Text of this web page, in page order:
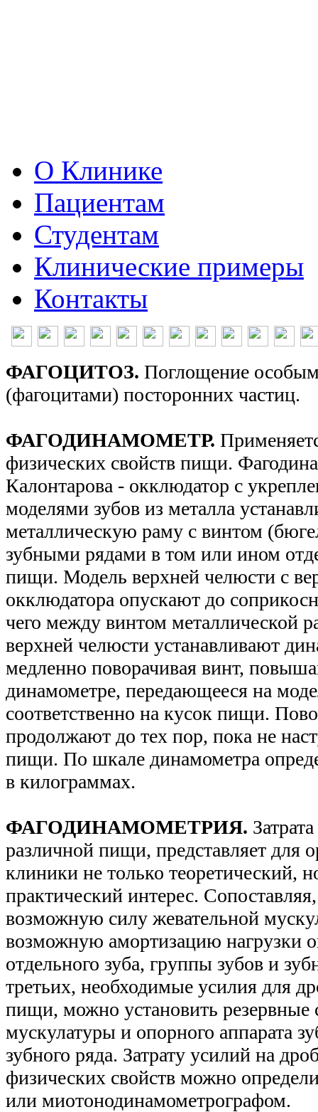
О Клинике
Пациентам
Студентам
Клинические примеры
Контакты
ФАГОЦИТОЗ. Поглощение
(фагоцитами) посторонних частиц.
ФАГОДИНАМОМЕТР.
физических свойств пищи.
Калонтарова - окклюдатор с
моделями зубов из металла
металлическую раму с винтом
зубными рядами в том или ином
пищи. Модель верхней челюсти с
окклюдатора опускают до
чего между винтом металлической
верхней челюсти устанавливают
медленно поворачивая винт,
динамометре, передающееся на
соответственно на кусок пищи.
продолжают до тех пор, пока не
пищи. По шкале динамометра
в килограммах.
ФАГОДИНАМОМЕТРИЯ.
различной пищи, представляет для
клиники не только теоретический,
практический интерес.
возможную силу жевательной
возможную амортизацию нагрузки
отдельного зуба, группы зубов и
третьих, необходимые усилия для
пищи, можно установить резервные
мускулатуры и опорного аппарата
зубного ряда. Затрату усилий на
физических свойств можно
или миотонодинамометрографом.